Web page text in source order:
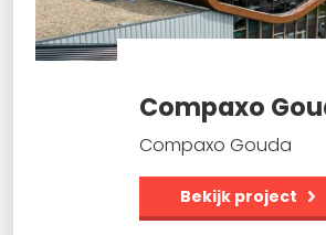
Compaxo
Compaxo Gouda
Bekijk project